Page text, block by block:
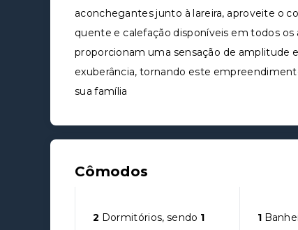
aconchegantes junto à lareira, aproveite o
quente e calefação disponíveis em todos
proporcionam uma sensação de amplitude
exuberância, tornando este
sua família
Cômodos
2 Dormitórios, sendo 1
1